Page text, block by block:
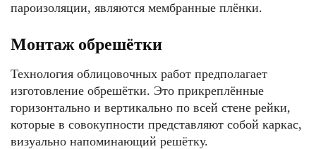
пароизоляции, являются мембранные плёнки.
Монтаж обрешётки
Технология облицовочных работ предполагает
изготовление обрешётки. Это прикреплённые
горизонтально и вертикально по всей стене рейки,
которые в совокупности представляют собой каркас,
визуально напоминающий решётку.